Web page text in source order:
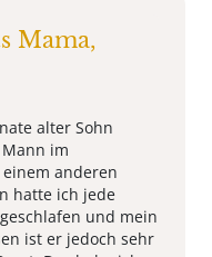
Mama,
alter Sohn
im
anderen
hatte ich jede
und mein
ist er jedoch sehr